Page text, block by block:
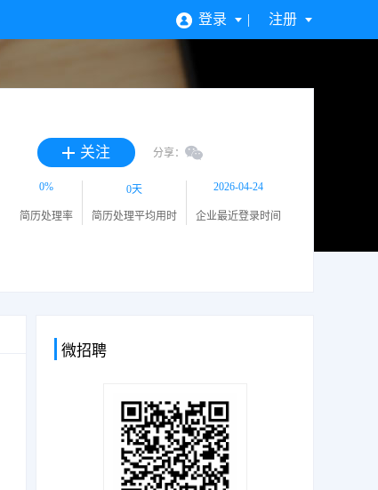
登录 注册
关注 分享：
0%
简历处理率
0天
简历处理平均用时
2026-04-24
企业最近登录时间
微招聘